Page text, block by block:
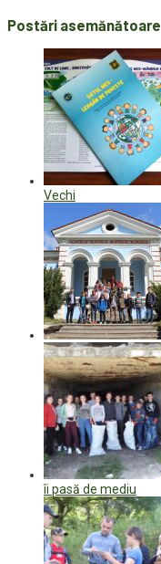
Postări asemănătoare
Vechi
îi pasă de mediu